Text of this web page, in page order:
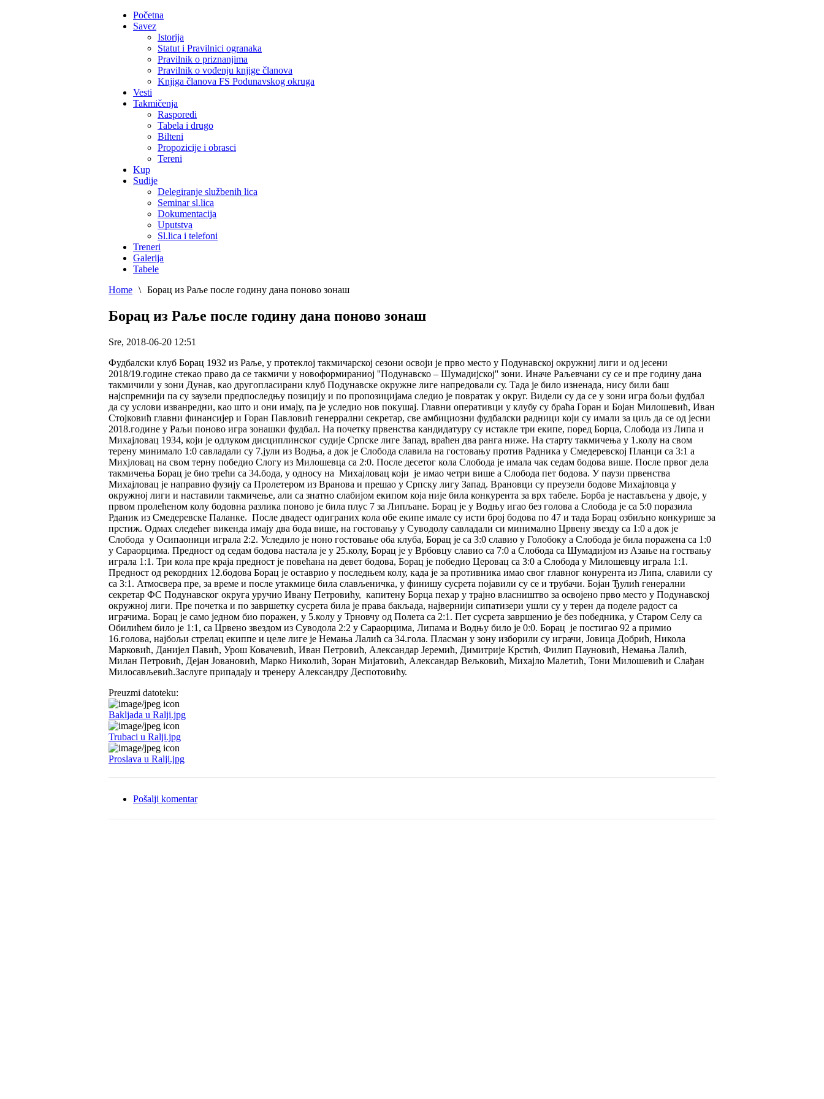
Početna
Savez
Istorija
Statut i Pravilnici ogranaka
Pravilnik o priznanjima
Pravilnik o vođenju knjige članova
Knjiga članova FS Podunavskog okruga
Vesti
Takmičenja
Rasporedi
Tabela i drugo
Bilteni
Propozicije i obrasci
Tereni
Kup
Sudije
Delegiranje službenih lica
Seminar sl.lica
Dokumentacija
Uputstva
Sl.lica i telefoni
Treneri
Galerija
Tabele
Home \ Борац из Раље после годину дана поново зонаш
Борац из Раље после годину дана поново зонаш
Sre, 2018-06-20 12:51
Фудбалски клуб Борац 1932 из Раље, у протеклој такмичарској сезони освоји је прво место у Подунавској окружниј лиги и од јесени
2018/19.године стекао право да се такмичи у новоформираниој ''Подунавско – Шумадијској'' зони. Иначе Раљевчани су се и пре годину дана
такмичили у зони Дунав, као другопласирани клуб Подунавске окружне лиге напредовали су. Тада је било изненада, нису били баш
најспремнији па су заузели предпоследњу позицију и по пропозицијама следио је повратак у округ. Видели су да се у зони игра бољи фудбал
да су услови изванредни, као што и они имају, па је уследио нов покушај. Главни оперативци у клубу су браћа Горан и Бојан Милошевић, Иван
Стојковић главни финансијер и Горан Павловић генеррални секретар, све амбициозни фудбалски радници који су имали за циљ да се од јесни
2018.године у Раљи поново игра зонашки фудбал. На почетку првенства кандидатуру су истакле три екипе, поред Борца, Слобода из Липа и
Михајловац 1934, који је одлуком дисциплинског судије Српске лиге Запад, враћен два ранга ниже. На старту такмичења у 1.колу на свом
терену минимало 1:0 савладали су 7.јули из Водња, а док је Слобода славила на гостовању против Радника у Смедеревској Планци са 3:1 а
Михјловац на свом терну победио Слогу из Милошевца са 2:0. После десетог кола Слобода је имала чак седам бодова више. После првог дела
такмичења Борац је био трећи са 34.бода, у односу на Михајловац који је имао четри више а Слобода пет бодова. У паузи првенства
Михајловац је направио фузију са Пролетером из Вранова и прешао у Српску лигу Запад. Врановци су преузели бодове Михајловца у
окружној лиги и наставили такмичење, али са знатно слабијом екипом која није била конкурента за врх табеле. Борба је настављена у двоје, у
првом пролећеном колу бодовна разлика поново је била плус 7 за Липљане. Борац је у Водњу игао без голова а Слобода је са 5:0 поразила
Рданик из Смедеревске Паланке. После двадест одиграних кола обе екипе имале су исти број бодова по 47 и тада Борац озбиљно конкурише за
прстиж. Одмах следећег викенда имају два бода више, на гостовању у Суводолу савладали си минимално Црвену звезду са 1:0 а док је
Слобода у Осипаоници играла 2:2. Уследило је ноно гостовање оба клуба, Борац је са 3:0 славио у Голобоку а Слобода је била поражена са 1:0
у Сараорцима. Предност од седам бодова настала је у 25.колу, Борац је у Врбовцу славио са 7:0 а Слобода са Шумадијом из Азање на гоствању
играла 1:1. Три кола пре краја предност је повећана на девет бодова, Борац је победио Церовац са 3:0 а Слобода у Милошевцу играла 1:1.
Предност од рекордних 12.бодова Борац је оставрио у последњем колу, када је за противника имао свог главног конурента из Липа, славили су
са 3:1. Атмосвера пре, за време и после утакмице била слављеничка, у финишу сусрета појавили су се и трубачи. Бојан Ђулић генерални
секретар ФС Подунавског округа уручио Ивану Петровићу, капитену Борца пехар у трајно власништво за освојено прво место у Подунавској
окружној лиги. Пре почетка и по завршетку сусрета била је права бакљада, највернији сипатизери ушли су у терен да поделе радост са
играчима. Борац је само једном био поражен, у 5.колу у Трновчу од Полета са 2:1. Пет сусрета завршенио је без победника, у Старом Селу са
Обилићем било је 1:1, са Црвено звездом из Суводола 2:2 у Сараорцима, Липама и Водњу било је 0:0. Борац је постигао 92 а примио
16.голова, најбољи стрелац екиппе и целе лиге је Немања Лалић са 34.гола. Пласман у зону изборили су играчи, Јовица Добрић, Никола
Марковић, Данијел Павић, Урош Ковачевић, Иван Петровић, Александар Јеремић, Димитрије Крстић, Филип Пауновић, Немања Лалић,
Милан Петровић, Дејан Јовановић, Марко Николић, Зоран Мијатовић, Александар Вељковић, Mихајло Малетић, Тони Милошевић и Слађан
Милосављевић.Заслуге припадају и тренеру Александру Деспотовићу.
Preuzmi datoteku:
Bakljada u Ralji.jpg
Trubaci u Ralji.jpg
Proslava u Ralji.jpg
Pošalji komentar